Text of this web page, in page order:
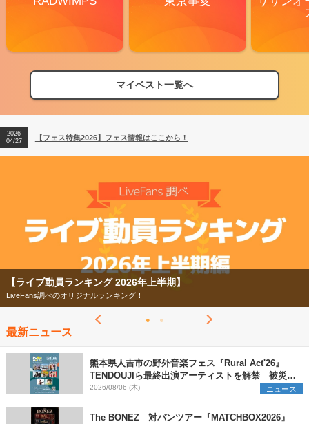
マイベスト一覧へ
【フェス特集2026】フェス情報はここから！
【ライブ動員ランキング】2026年上半期編発表！
2026
04/27
【フェス特集2026】フェス情報はここから！
2026
年上半期】
グ！
最新ニュース
熊本県人吉市の野外音楽フェス『Rural Act'26』
TENDOUJIら最終出演アーティストを解禁 被災地
支援プロジェクトの始動も発表
2026/08/06 (木) ニュース
The BONEZ 対バンツアー『MATCHBOX2026』